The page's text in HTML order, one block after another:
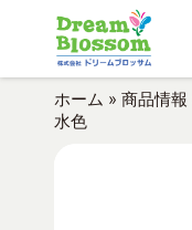
ホーム » 商品情報
水色